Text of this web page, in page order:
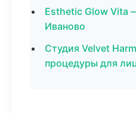
Esthetic Glow Vita
Иваново
Студия Velvet
процедуры для